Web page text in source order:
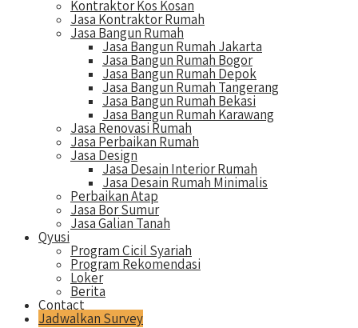
Kontraktor Kos Kosan
Jasa Kontraktor Rumah
Jasa Bangun Rumah
Jasa Bangun Rumah Jakarta
Jasa Bangun Rumah Bogor
Jasa Bangun Rumah Depok
Jasa Bangun Rumah Tangerang
Jasa Bangun Rumah Bekasi
Jasa Bangun Rumah Karawang
Jasa Renovasi Rumah
Jasa Perbaikan Rumah
Jasa Design
Jasa Desain Interior Rumah
Jasa Desain Rumah Minimalis
Perbaikan Atap
Jasa Bor Sumur
Jasa Galian Tanah
Qyusi
Program Cicil Syariah
Program Rekomendasi
Loker
Berita
Contact
Jadwalkan Survey